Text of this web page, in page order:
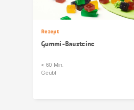
Rezept
Gummi-Bausteine
< 60 Min.
Geübt